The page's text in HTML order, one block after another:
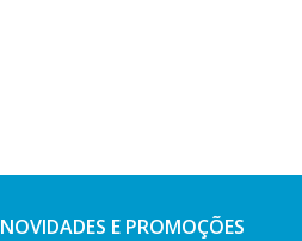
NOVIDADES E PROMOÇÕES